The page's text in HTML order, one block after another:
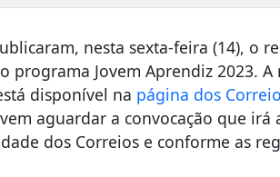
nesta sexta-feira (14), o
programa Jovem Aprendiz 2023.
disponível na página dos
aguardar a convocação que
dos Correios e conforme as